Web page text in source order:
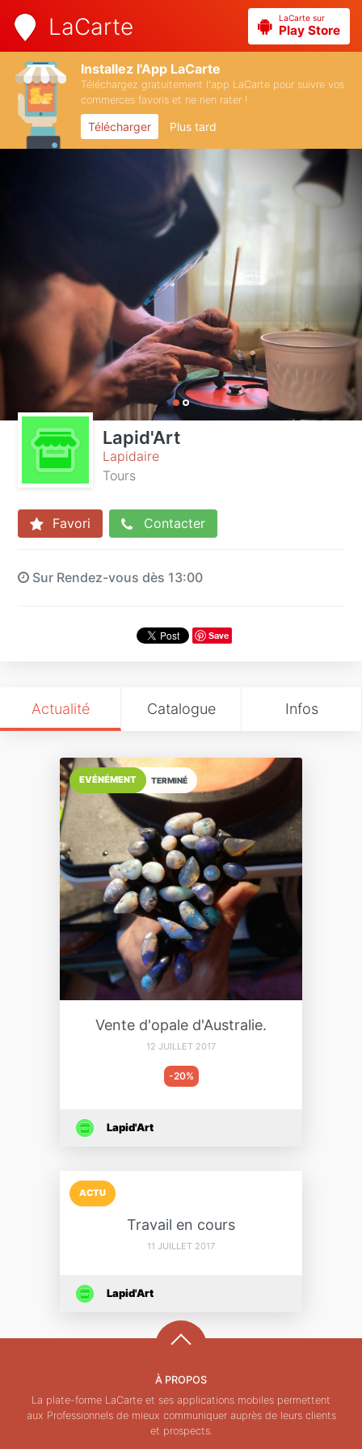
LaCarte LaCarte sur
Play Store
Installez l'App LaCarte
Téléchargez gratuitement l'app LaCarte pour suivre vos
commerces favoris et ne rien rater !
Télécharger Plus tard
Lapid'Art
Lapidaire
Tours
Favori Contacter
Sur Rendez-vous dès 13:00
Save
Actualité Catalogue Infos
TERMINÉ
EVÉNÉMENT
Vente d'opale d'Australie.
12 JUILLET 2017
-20%
Lapid'Art
ACTU
Travail en cours
11 JUILLET 2017
Lapid'Art
À PROPOS
La plate-forme LaCarte et ses applications mobiles permettent
aux Professionnels de mieux communiquer auprès de leurs clients
et prospects.